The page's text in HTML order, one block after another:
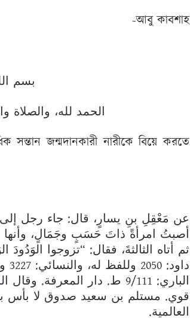
-আবু কাবশাহ
بسم
الحمد لله، والصلاة
সন্তান জন্মদানকারী নারীকে বিয়ে করতে
عن مَعْقِلِ بنِ يسارٍ، قال: جاء رجل
أصبتُ امرأةً ذاتَ حَسَبٍ وجَمَالٍ، وأنها لا
ثم أتاه الثالثةَ، فقال: “تزوجوا
الباري: 9/111 ط. دار
العالمية.